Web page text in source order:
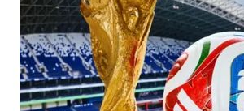
Ligar o aparelho e testar se o
adequado e sem ruídos anormais.